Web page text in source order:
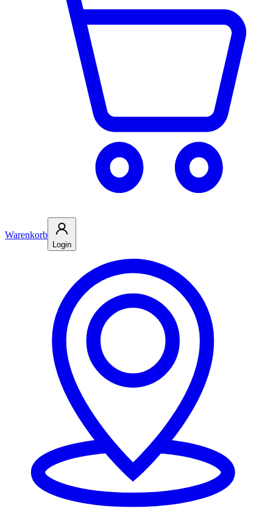
Warenkorb
Login